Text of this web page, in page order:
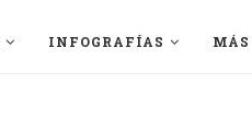
INFOGRAFÍAS MÁS